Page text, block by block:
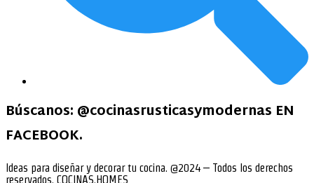
Búscanos: @cocinasrusticasymodernas EN
FACEBOOK.
Ideas para diseñar y decorar tu cocina. @2024 – Todos los derechos
reservados. COCINAS.HOMES